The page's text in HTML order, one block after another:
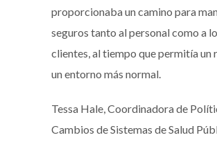
proporcionaba un camino para
seguros tanto al personal como a
clientes, al tiempo que permitía un
un entorno más normal.
Tessa Hale, Coordinadora de
Cambios de Sistemas de Salud